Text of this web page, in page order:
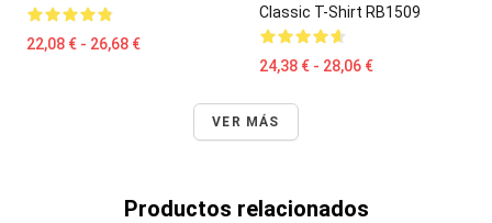
22,08 € - 26,68 €
Classic T-Shirt RB1509
24,38 € - 28,06 €
VER MÁS
Productos relacionados